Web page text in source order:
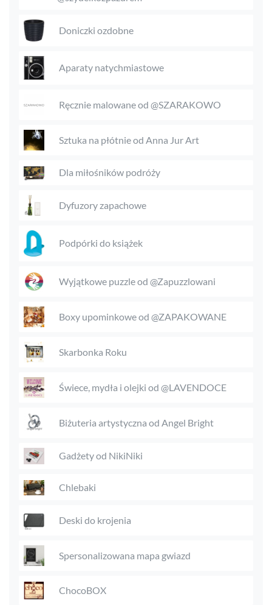
Doniczki ozdobne
Aparaty natychmiastowe
Ręcznie malowane od @SZARAKOWO
Sztuka na płótnie od Anna Jur Art
Dla miłośników podróży
Dyfuzory zapachowe
Podpórki do książek
Wyjątkowe puzzle od @Zapuzzlowani
Boxy upominkowe od @ZAPAKOWANE
Skarbonka Roku
Świece, mydła i olejki od @LAVENDOCE
Biżuteria artystyczna od Angel Bright
Gadżety od NikiNiki
Chlebaki
Deski do krojenia
Spersonalizowana mapa gwiazd
ChocoBOX